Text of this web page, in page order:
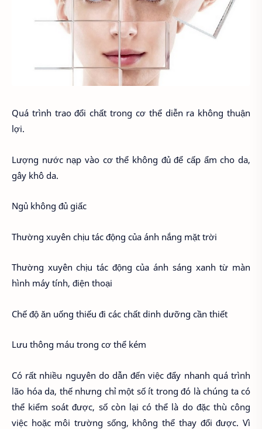
Quá trình trao đổi chất trong cơ thể diễn ra không thuận
lợi.
Lượng nước nạp vào cơ thể không đủ để cấp ẩm cho da,
gây khô da.
Ngủ không đủ giấc
Thường xuyên chịu tác động của ánh nắng mặt trời
Thường xuyên chịu tác động của ánh sáng xanh từ màn
hình máy tính, điện thoại
Chế độ ăn uống thiếu đi các chất dinh dưỡng cần thiết
Lưu thông máu trong cơ thể kém
Có rất nhiều nguyên do dẫn đến việc đẩy nhanh quá trình
lão hóa da, thế nhưng chỉ một số ít trong đó là chúng ta có
thể kiểm soát được, số còn lại có thể là do đặc thù công
việc hoặc môi trường sống, không thể thay đổi được. Vì